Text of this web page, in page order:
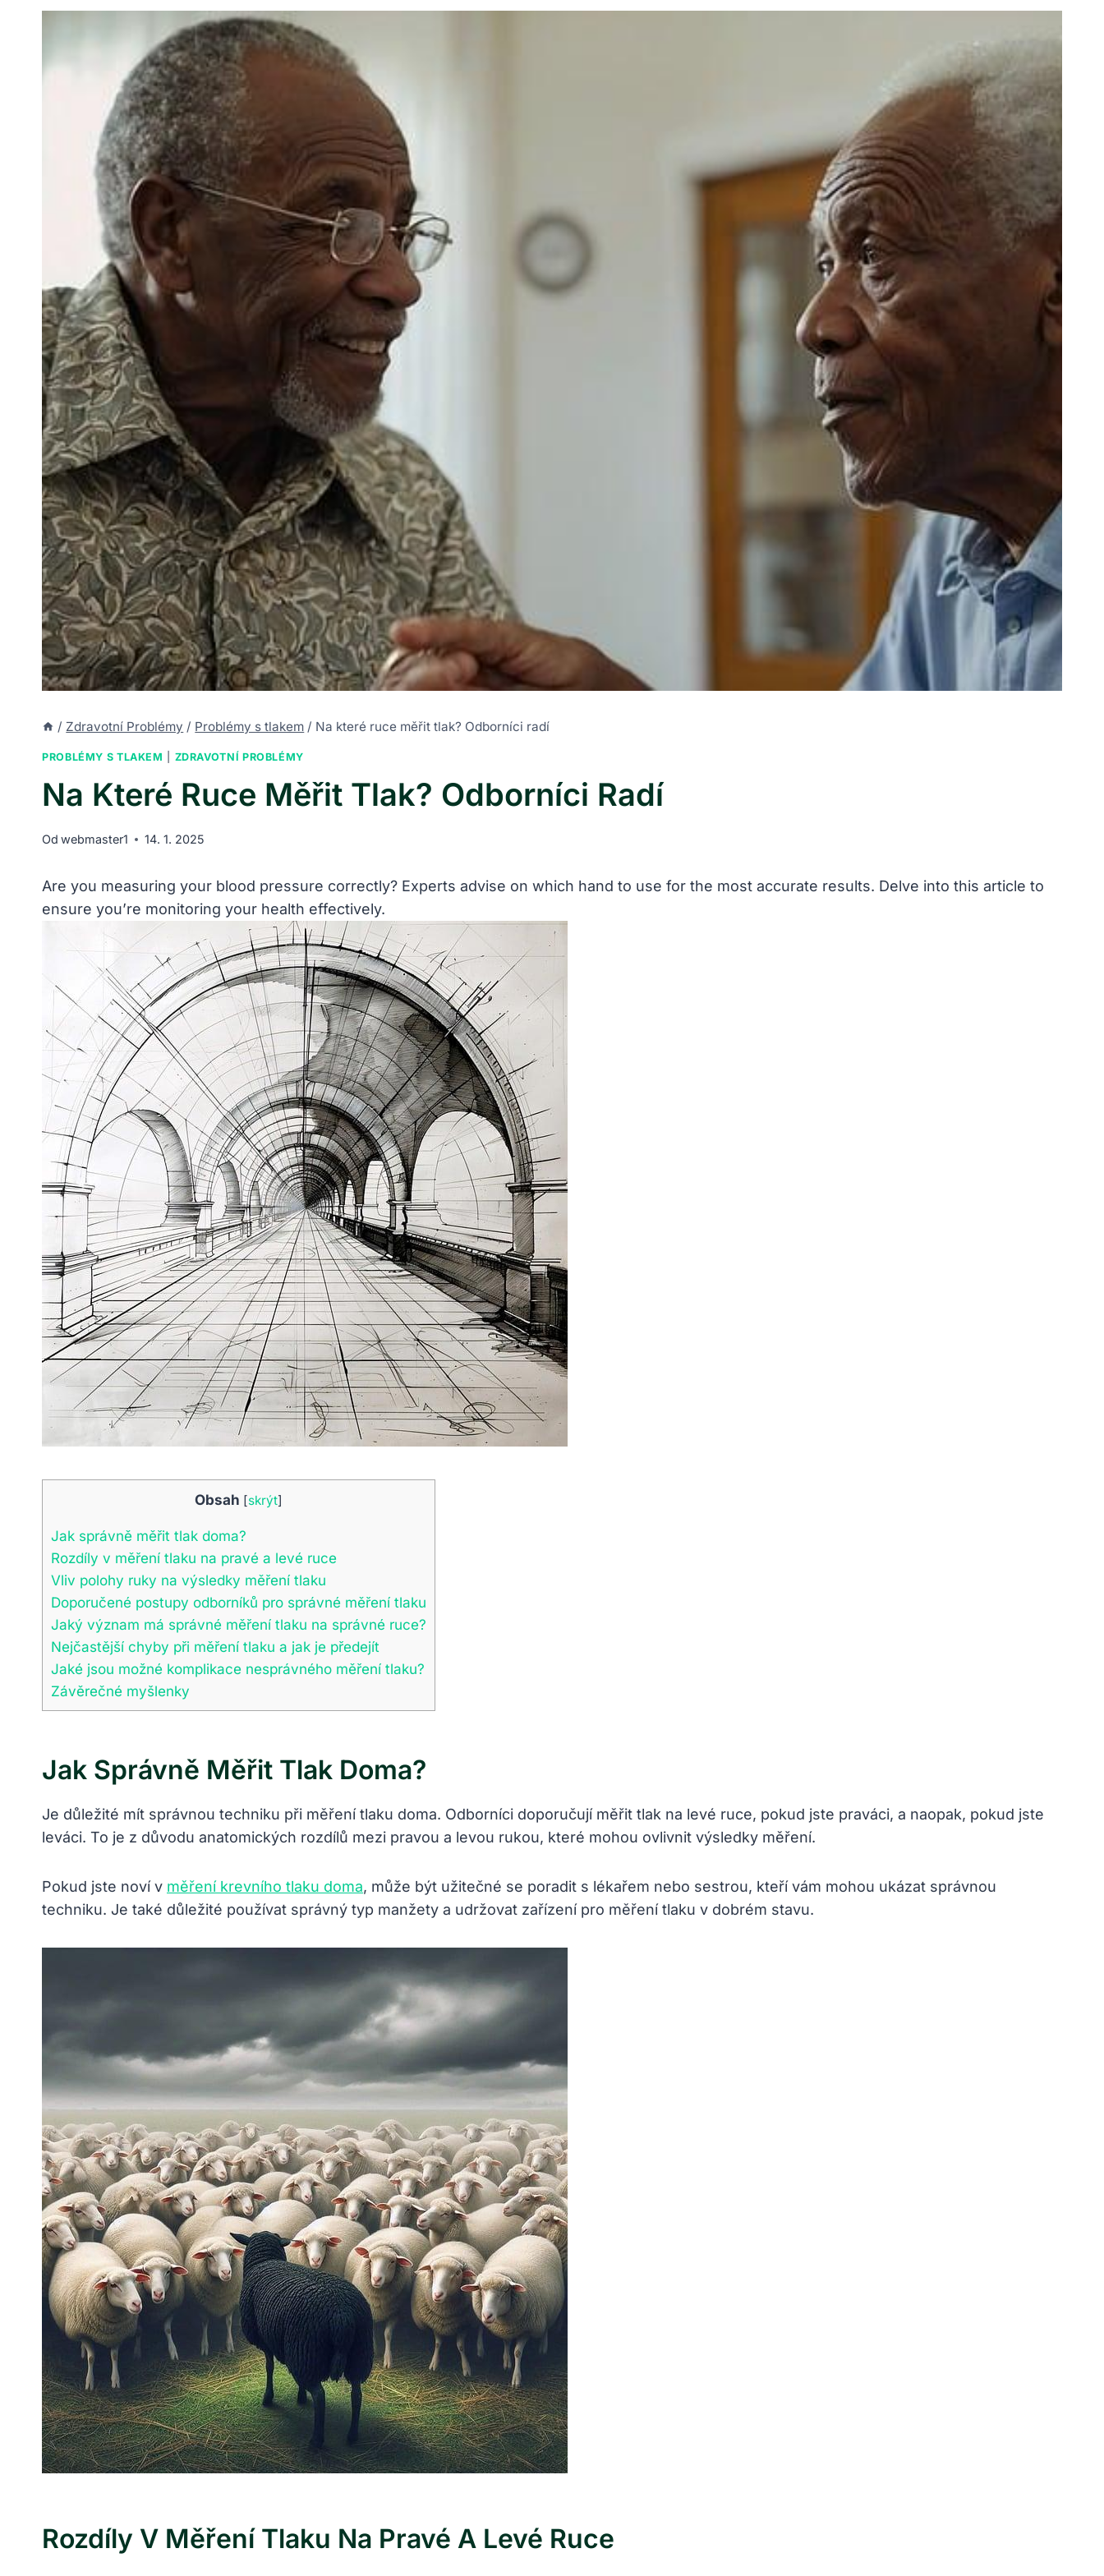
/ Zdravotní Problémy / Problémy s tlakem / Na které ruce měřit tlak? Odborníci radí
PROBLÉMY S TLAKEM ZDRAVOTNÍ PROBLÉMY
Na Které Ruce Měřit Tlak? Odborníci Radí
Od webmaster1 14. 1. 2025
Are you measuring your blood pressure correctly? Experts advise on which hand to use for the most accurate results. Delve into this article to
ensure you’re monitoring your health effectively.
Obsah [skrýt]
Jak správně měřit tlak doma?
Rozdíly v měření tlaku na pravé a levé ruce
Vliv polohy ruky na výsledky měření tlaku
Doporučené postupy odborníků pro správné měření tlaku
Jaký význam má správné měření tlaku na správné ruce?
Nejčastější chyby při měření tlaku a jak je předejít
Jaké jsou možné komplikace nesprávného měření tlaku?
Závěrečné myšlenky
Jak Správně Měřit Tlak Doma?
Je důležité mít správnou techniku při měření tlaku doma. Odborníci doporučují měřit tlak na levé ruce, pokud jste praváci, a naopak, pokud jste
leváci. To je z důvodu anatomických rozdílů mezi pravou a levou rukou, které mohou ovlivnit výsledky měření.
Pokud jste noví v měření krevního tlaku doma, může být užitečné se poradit s lékařem nebo sestrou, kteří vám mohou ukázat správnou
techniku. Je také důležité používat správný typ manžety a udržovat zařízení pro měření tlaku v dobrém stavu.
Rozdíly V Měření Tlaku Na Pravé A Levé Ruce